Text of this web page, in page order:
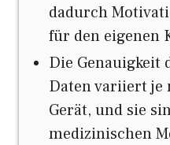
dadurch
für den eigenen
Die Genauigkeit
Daten variiert je
Gerät, und sie
medizinischen